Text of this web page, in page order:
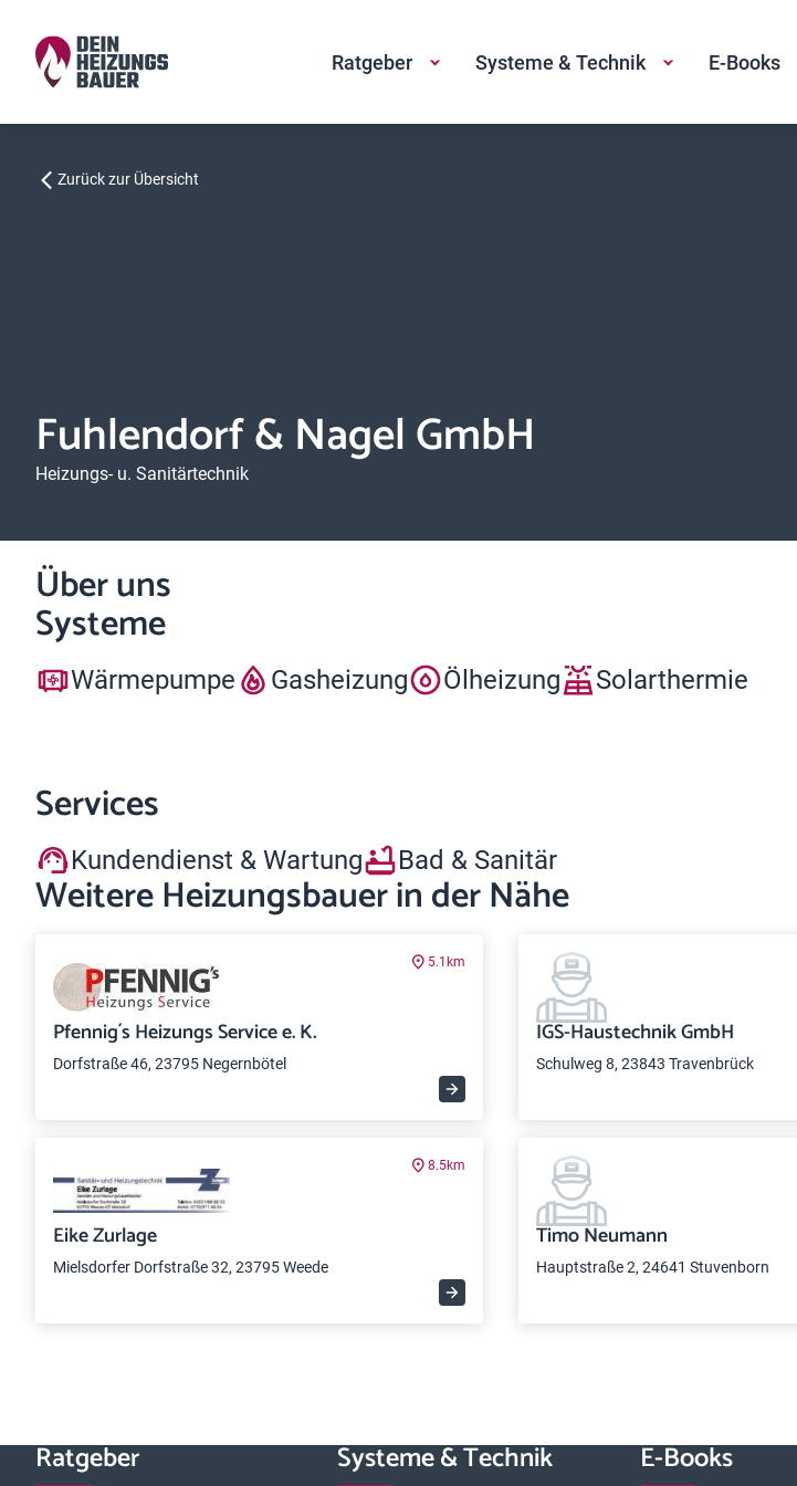
Ratgeber Systeme & Technik E-Books
Zurück zur Übersicht
Fuhlendorf & Nagel GmbH
Heizungs- u. Sanitärtechnik
Über uns
Systeme
Wärmepumpe Gasheizung Ölheizung Solarthermie
Services
Kundendienst & Wartung Bad & Sanitär
Weitere Heizungsbauer in der Nähe
5.1km
Pfennig´s Heizungs Service e. K.
Dorfstraße 46, 23795 Negernbötel
IGS-Haustechnik GmbH
Schulweg 8, 23843 Travenbrück
8.5km
Eike Zurlage
Mielsdorfer Dorfstraße 32, 23795 Weede
Timo Neumann
Hauptstraße 2, 24641 Stuvenborn
Ratgeber Systeme & Technik E-Books